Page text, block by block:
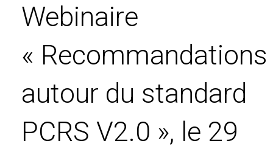
Webinaire
« Recommandations
autour du standard
PCRS V2.0 », le 29